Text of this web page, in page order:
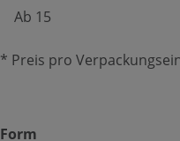
Ab 15
* Preis pro
Form